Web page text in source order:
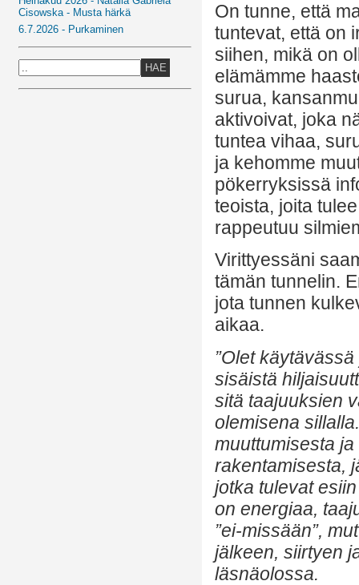
Cisowska - Musta härkä
6.7.2026 - Purkaminen
HAE
On tunne, että
tuntevat, että on
siihen, mikä on
elämämme
surua,
aktivoivat, joka
tuntea vihaa,
ja kehomme
pökerryksissä
teoista, joita
rappeutuu
Virittyessäni
tämän tunnelin.
jota tunnen
aikaa.
”Olet
sisäistä
sitä taajuuksien
olemisena
muuttumisesta
rakentamisesta,
jotka tulevat
on energiaa,
”ei-missään”,
jälkeen, siirtyen
läsnäolossa.